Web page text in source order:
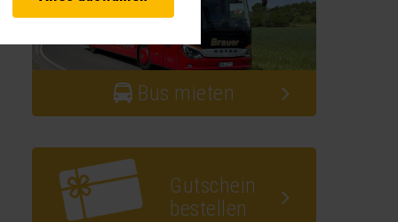
Bus mieten
Gutschein
bestellen
unsere Dienste bei einem
Mithilfe dieser Cookies
unsere Inhalte optimieren. Wir
erfassten Daten, kommen.